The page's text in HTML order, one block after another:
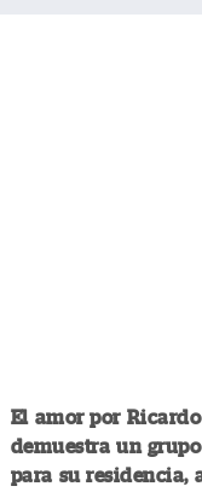
El amor por
demuestra un
para su residencia,